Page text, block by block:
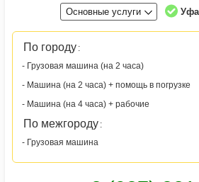
Основные услуги
По городу :
- Грузовая машина (на 2 часа)
- Машина (на 2 часа) + помощь в погрузке
- Машина (на 4 часа) + рабочие
По межгороду :
- Грузовая машина